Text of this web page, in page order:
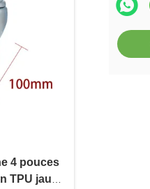
4 pouces
TPU jaune